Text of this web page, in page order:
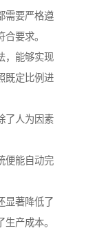
需要严格遵
要求。
，能够实现
既定比例进
了人为因素
便能自动完
显著降低了
产成本。